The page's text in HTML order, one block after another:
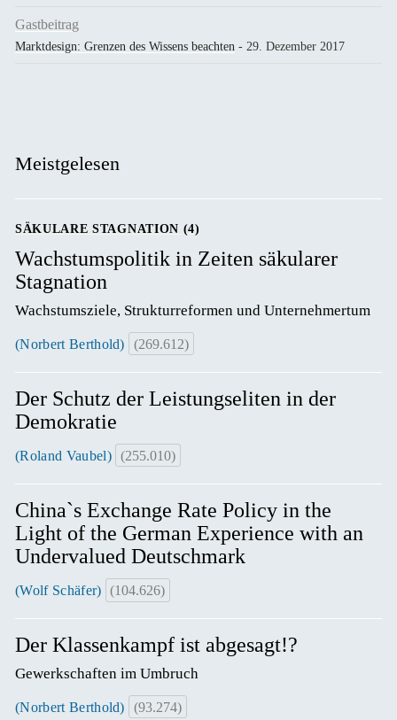
Gastbeitrag
Marktdesign: Grenzen des Wissens beachten - 29. Dezember 2017
Meistgelesen
SÄKULARE STAGNATION (4)
Wachstumspolitik in Zeiten säkularer
Stagnation
Wachstumsziele, Strukturreformen und Unternehmertum
(Norbert Berthold) (269.612)
Der Schutz der Leistungseliten in der
Demokratie
(Roland Vaubel) (255.010)
China`s Exchange Rate Policy in the
Light of the German Experience with an
Undervalued Deutschmark
(Wolf Schäfer) (104.626)
Der Klassenkampf ist abgesagt!?
Gewerkschaften im Umbruch
(Norbert Berthold) (93.274)